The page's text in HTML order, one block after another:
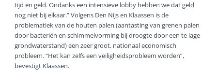
tijd en geld. Ondanks een intensieve lobby hebben we dat geld
nog niet bij elkaar.” Volgens Den Nijs en Klaassen is de
problematiek van de houten palen (aantasting van grenen palen
door bacteriën en schimmelvorming bij droogte door een te lage
grondwater­stand) een zeer groot, nationaal economisch
probleem. “Het kan zelfs een veiligheidsprobleem worden”,
bevestigt Klaassen.